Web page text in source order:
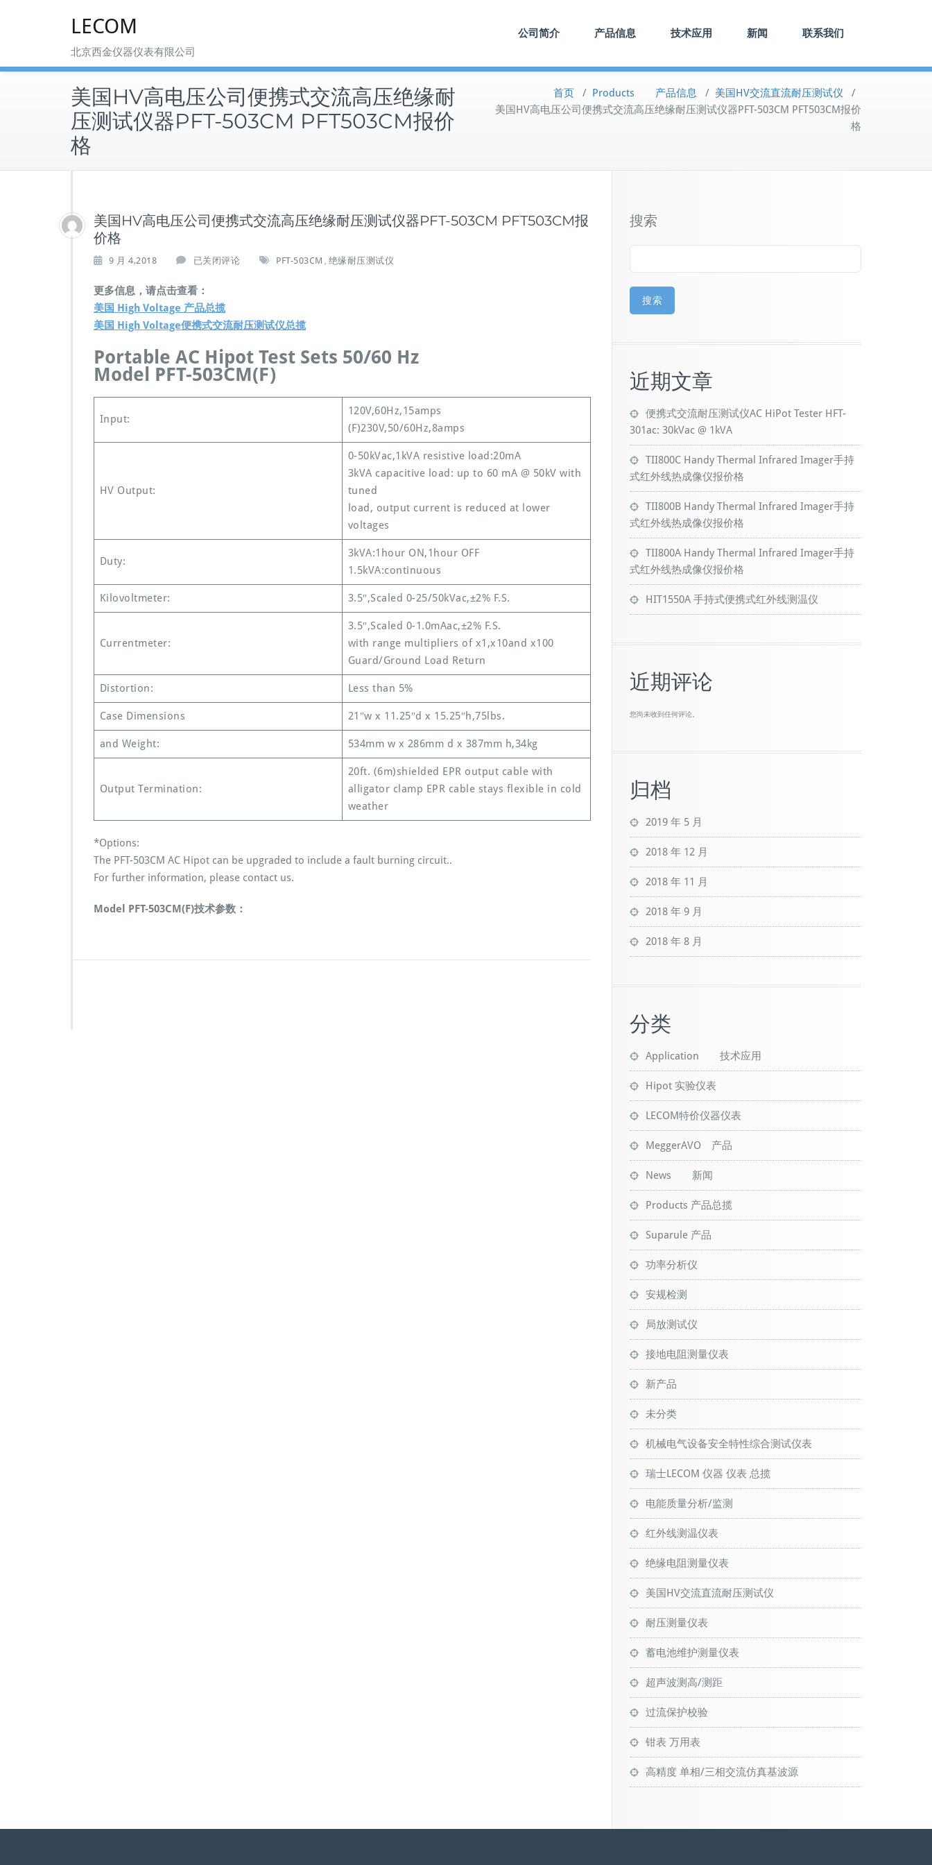
LECOM
北京西金仪器仪表有限公司
公司简介 产品信息 技术应用 新闻 联系我们
美国HV高电压公司便携式交流高压绝缘耐
压测试仪器PFT-503CM PFT503CM报价
格
首页 / Products 产品信息 / 美国HV交流直流耐压测试仪 /
美国HV高电压公司便携式交流高压绝缘耐压测试仪器PFT-503CM PFT503CM报价
格
美国HV高电压公司便携式交流高压绝缘耐压测试仪器PFT-503CM PFT503CM报
价格
9 月 4,2018
美
H
V
高
电
公
司
便
携
流
测
3
M
F
5
3
格
已关闭评论 PFT-503CM 绝缘耐压测试仪
更多信息，请点击查看：
美国 High Voltage 产品总揽
美国 High Voltage便携式交流耐压测试仪总揽
Portable AC Hipot Test Sets 50/60 Hz
Model PFT-503CM(F)
Input:
120V,60Hz,15amps
(F)230V,50/60Hz,8amps
HV Output:
0-50kVac,1kVA resistive load:20mA
3kVA capacitive load: up to 60 mA @ 50kV with
tuned
load, output current is reduced at lower
voltages
Duty:
3kVA:1hour ON,1hour OFF
1.5kVA:continuous
Kilovoltmeter: 3.5″,Scaled 0-25/50kVac,±2% F.S.
Currentmeter:
3.5″,Scaled 0-1.0mAac,±2% F.S.
with range multipliers of x1,x10and x100
Guard/Ground Load Return
Distortion: Less than 5%
Case Dimensions 21″w x 11.25″d x 15.25″h,75lbs.
and Weight: 534mm w x 286mm d x 387mm h,34kg
Output Termination:
20ft. (6m)shielded EPR output cable with
alligator clamp EPR cable stays flexible in cold
weather
*Options:
The PFT-503CM AC Hipot can be upgraded to include a fault burning circuit..
For further information, please contact us.
Model PFT-503CM(F)技术参数：
搜索
搜索
近期文章
便携式交流耐压测试仪AC HiPot Tester HFT-
301ac: 30kVac @ 1kVA
TII800C Handy Thermal Infrared Imager手持
式红外线热成像仪报价格
TII800B Handy Thermal Infrared Imager手持
式红外线热成像仪报价格
TII800A Handy Thermal Infrared Imager手持
式红外线热成像仪报价格
HIT1550A 手持式便携式红外线测温仪
近期评论
您尚未收到任何评论。
归档
2019 年 5 月
2018 年 12 月
2018 年 11 月
2018 年 9 月
2018 年 8 月
分类
Application 技术应用
Hipot 实验仪表
LECOM特价仪器仪表
MeggerAVO 产品
News 新闻
Products 产品总揽
Suparule 产品
功率分析仪
安规检测
局放测试仪
接地电阻测量仪表
新产品
未分类
机械电气设备安全特性综合测试仪表
瑞士LECOM 仪器 仪表 总揽
电能质量分析/监测
红外线测温仪表
绝缘电阻测量仪表
美国HV交流直流耐压测试仪
耐压测量仪表
蓄电池维护测量仪表
超声波测高/测距
过流保护校验
钳表 万用表
高精度 单相/三相交流仿真基波源